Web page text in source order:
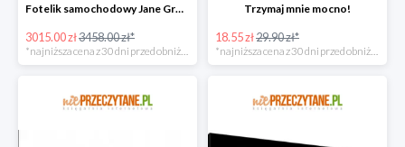
Fotelik samochodowy Jane Groowy i-Size
3015.00 zł3458.00 zł*
Trzymaj mnie mocno!
18.55 zł29.90 zł*